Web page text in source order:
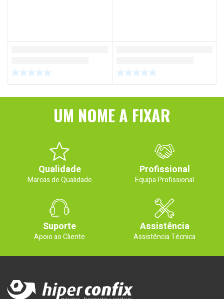
UM NOME A FIXAR
Qualidade
Marcas de Qualidade
Profissional
Equipa Profissional
Suporte
Apoio ao Cliente
Assistência
Assistência Técnica